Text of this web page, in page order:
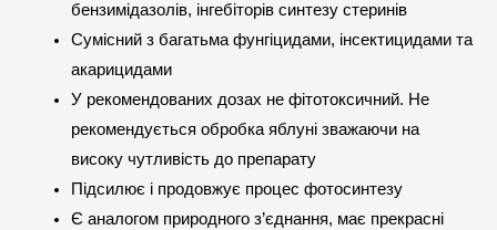
бензимідазолів, інгебіторів синтезу стеринів
Сумісний з багатьма фунгіцидами, інсектицидами та
акарицидами
У рекомендованих дозах не фітотоксичний. Не
рекомендується обробка яблуні зважаючи на
високу чутливість до препарату
Підсилює і продовжує процес фотосинтезу
Є аналогом природного з’єднання, має прекрасні